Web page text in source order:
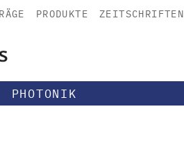
PRODUKTE ZEITSCHRIFTEN
PHOTONIK